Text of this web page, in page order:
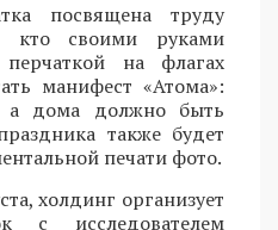
посвящена труду
кто своими руками
на флагах
манифест «Атома»:
дома должно быть
также будет
печати фото.
холдинг организует
с исследователем